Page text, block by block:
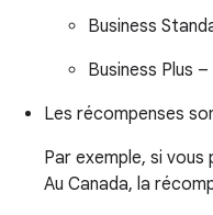
Business
Business Plus –
Les récompenses
Par exemple, si
Au Canada, la